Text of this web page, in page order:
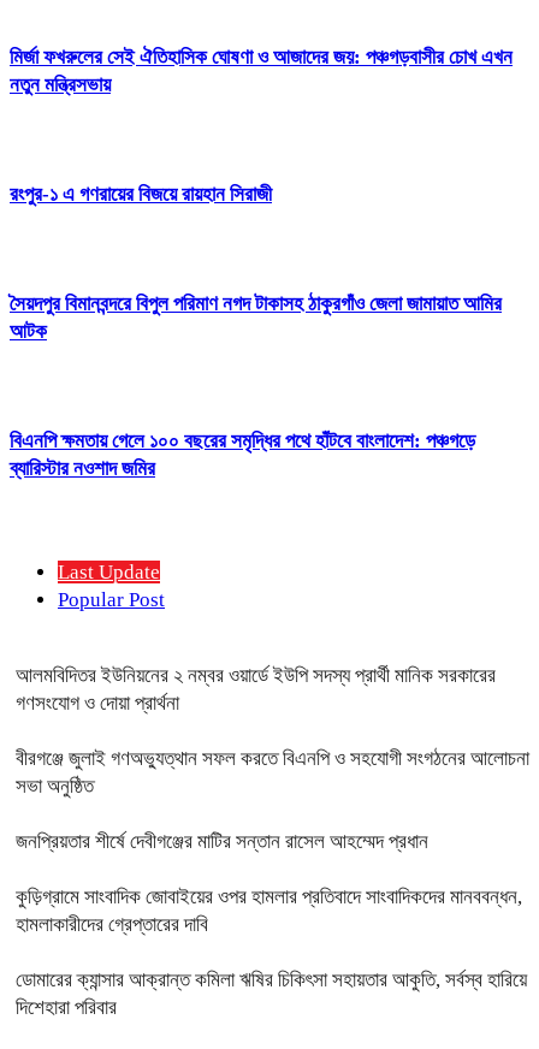
মির্জা ফখরুলের সেই ঐতিহাসিক ঘোষণা ও আজাদের জয়: পঞ্চগড়বাসীর চোখ এখন
নতুন মন্ত্রিসভায়
রংপুর-১ এ গণরায়ের বিজয়ে রায়হান সিরাজী
সৈয়দপুর বিমানবন্দরে বিপুল পরিমাণ নগদ টাকাসহ ঠাকুরগাঁও জেলা জামায়াত আমির
আটক
বিএনপি ক্ষমতায় গেলে ১০০ বছরের সমৃদ্ধির পথে হাঁটবে বাংলাদেশ: পঞ্চগড়ে
ব্যারিস্টার নওশাদ জমির
Last Update
Popular Post
আলমবিদিতর ইউনিয়নের ২ নম্বর ওয়ার্ডে ইউপি সদস্য প্রার্থী মানিক সরকারের
গণসংযোগ ও দোয়া প্রার্থনা
বীরগঞ্জে জুলাই গণঅভ্যুত্থান সফল করতে বিএনপি ও সহযোগী সংগঠনের আলোচনা
সভা অনুষ্ঠিত
জনপ্রিয়তার শীর্ষে দেবীগঞ্জের মাটির সন্তান রাসেল আহম্মেদ প্রধান
কুড়িগ্রামে সাংবাদিক জোবাইয়ের ওপর হামলার প্রতিবাদে সাংবাদিকদের মানববন্ধন,
হামলাকারীদের গ্রেপ্তারের দাবি
ডোমারের ক্যান্সার আক্রান্ত কমিলা ঋষির চিকিৎসা সহায়তার আকুতি, সর্বস্ব হারিয়ে
দিশেহারা পরিবার